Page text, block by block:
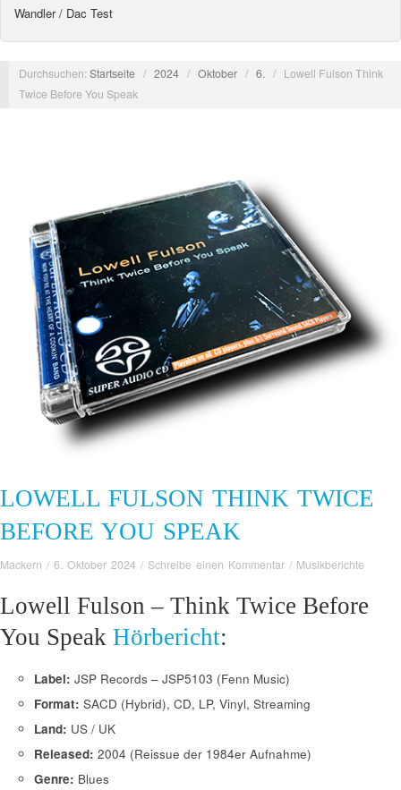
Wandler / Dac Test
Durchsuchen:Startseite / 2024 / Oktober / 6. / Lowell Fulson Think
Twice Before You Speak
LOWELL FULSON THINK TWICE
BEFORE YOU SPEAK
Mackern / 6. Oktober 2024 / Schreibe einen Kommentar / Musikberichte
Lowell Fulson – Think Twice Before
You Speak Hörbericht:
Label: JSP Records – JSP5103 (Fenn Music)
Format: SACD (Hybrid), CD, LP, Vinyl, Streaming
Land: US / UK
Released: 2004 (Reissue der 1984er Aufnahme)
Genre: Blues